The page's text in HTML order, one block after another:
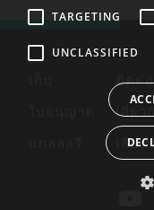
ติดต่อ
เกี่ยวกั
เสียง
TARGETING
UNCLASSIFIED